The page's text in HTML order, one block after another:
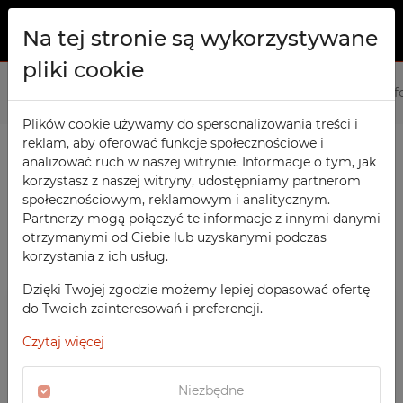
Na tej stronie są wykorzystywane
pliki cookie
Plików cookie używamy do spersonalizowania treści i
reklam, aby oferować funkcje społecznościowe i
analizować ruch w naszej witrynie. Informacje o tym, jak
korzystasz z naszej witryny, udostępniamy partnerom
społecznościowym, reklamowym i analitycznym.
Partnerzy mogą połączyć te informacje z innymi danymi
otrzymanymi od Ciebie lub uzyskanymi podczas
korzystania z ich usług.
Dzięki Twojej zgodzie możemy lepiej dopasować ofertę
do Twoich zainteresowań i preferencji.
Czytaj więcej
Niezbędne
O NAS
PRODUKTY
Szafy TECHCODE RFID
Warsztatowe
Meble socjalne
Sportowe
Medyczne
Z nadrukiem
KONTAKT
ULUBIONE
OBSERWOWANE
LOGOWANIE
Szafki na
PRODUKTY / FILTRY
MEBLE SOCJALNE
Szafki na telefony komórkowe
WARSZTATOWE
BIUROWE
SORTOWANIE
POLECANE
CENA ROSNĄCO
DATA DODANIA